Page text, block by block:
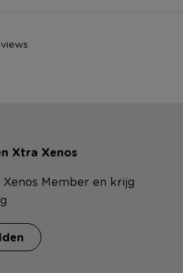
Xtra Xenos
Member en krijg